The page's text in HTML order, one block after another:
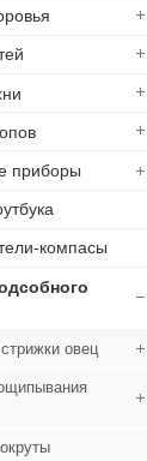
приборы
компасы
овец